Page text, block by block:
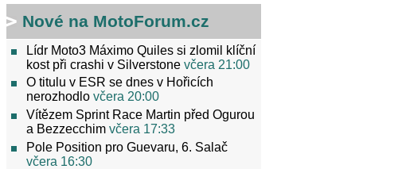
Nové na MotoForum.cz
Lídr Moto3 Máximo Quiles si zlomil klíční
kost při crashi v Silverstone včera 21:00
O titulu v ESR se dnes v Hořicích
nerozhodlo včera 20:00
Vítězem Sprint Race Martin před Ogurou
a Bezzecchim včera 17:33
Pole Position pro Guevaru, 6. Salač
včera 16:30